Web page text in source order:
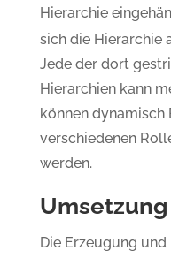
Hierarchie
sich die Hierarchie
Jede der dort
Hierarchien kann
können dynamisch
verschiedenen
werden.
Umsetzung
Die Erzeugung